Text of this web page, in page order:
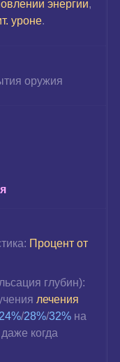
энергии,
уроне.
оружия
Процент от
глубин):
лечения
/28%/32% на
когда